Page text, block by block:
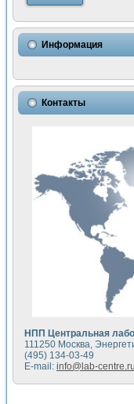
Передовые
Метод
Расчет
Информация
Контакты
НПП Центральная
111250 Москва,
(495) 134-03-49
E-mail: info@lab-centre.ru